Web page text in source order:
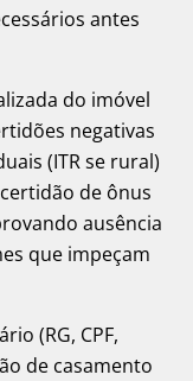
antes
do imóvel
negativas
(ITR se rural)
de ônus
ausência
que impeçam
(RG, CPF,
de casamento